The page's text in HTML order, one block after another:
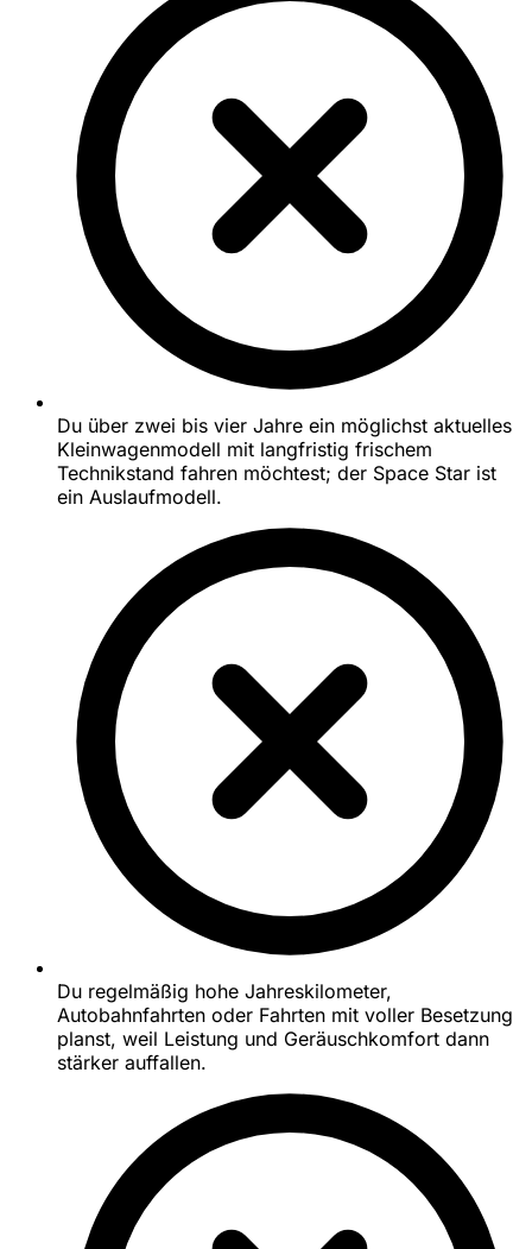
Du über zwei bis vier Jahre ein möglichst aktuelles
Kleinwagenmodell mit langfristig frischem
Technikstand fahren möchtest; der Space Star ist
ein Auslaufmodell.
Du regelmäßig hohe Jahreskilometer,
Autobahnfahrten oder Fahrten mit voller Besetzung
planst, weil Leistung und Geräuschkomfort dann
stärker auffallen.